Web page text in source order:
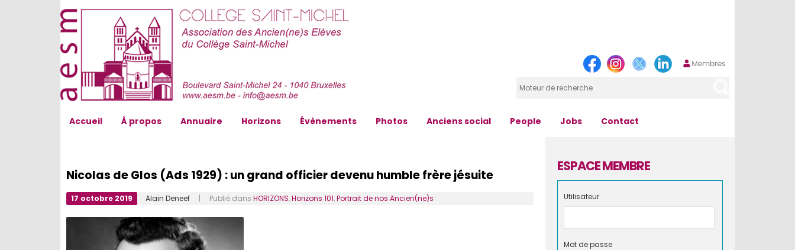
Accueil À propos Annuaire Horizons Évènements Photos Anciens social People Jobs Contact
Nicolas de Glos (Ads 1929) : un grand officier devenu humble frère jésuite
17 octobre 2019 Alain Deneef | Publié dans HORIZONS,Horizons 101,Portrait de nos Ancien(ne)s
ESPACE MEMBRE
Utilisateur
Mot de passe